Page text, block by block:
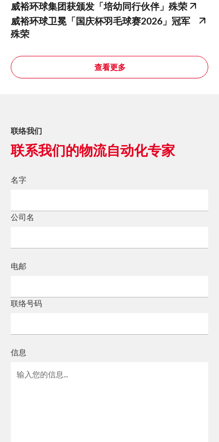
威裕环球集团获颁发「培幼同行伙伴」殊荣
威裕环球卫冕「国庆杯羽毛球赛2026」冠军
殊荣
查看更多
联络我们
联系我们的物流自动化专家
名字
公司名
电邮
联络号码
信息